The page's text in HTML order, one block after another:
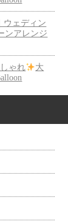
ウェディン
ンアレンジ
ゃれ
大